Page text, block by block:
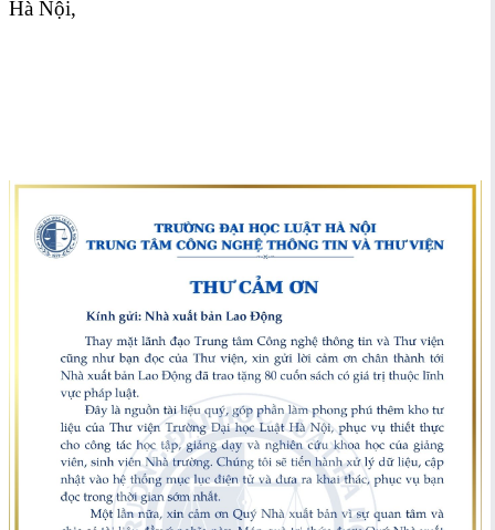
Hà Nội,